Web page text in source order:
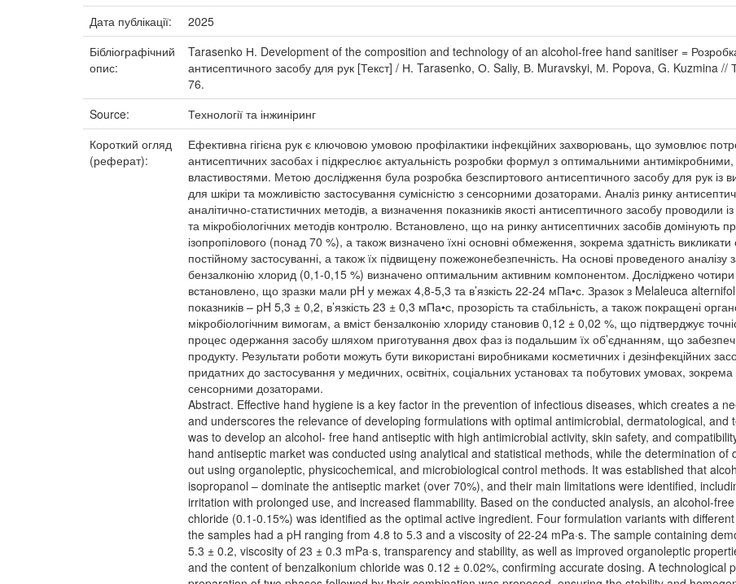
Дата публікації:
2025
Бібліографічний
опис:
Tarasenko Н. Development of the composition and technology of an alcohol-free hand sanitiser = Розробка
антисептичного засобу для рук [Текст] / Н. Tarasenko, О. Saliy, В. Muravskyi, М. Popova, G. Kuzmina //
76.
Source:
Технології та інжиніринг
Короткий огляд
(реферат):
Ефективна гігієна рук є ключовою умовою профілактики інфекційних захворювань, що зумовлює
антисептичних засобах і підкреслює актуальність розробки формул з оптимальними
властивостями. Метою дослідження була розробка безспиртового антисептичного засобу для рук із
для шкіри та можливістю застосування сумісністю з сенсорними дозаторами. Аналіз ринку
аналітично-статистичних методів, а визначення показників якості антисептичного засобу проводили
та мікробіологічних методів контролю. Встановлено, що на ринку антисептичних засобів домінують
ізопропілового (понад 70 %), а також визначено їхні основні обмеження, зокрема здатність
постійному застосуванні, а також їх підвищену пожежонебезпечність. На основі проведеного
бензалконію хлорид (0,1-0,15 %) визначено оптимальним активним компонентом. Досліджено чотири
встановлено, що зразки мали pH у межах 4,8-5,3 та в’язкість 22-24 мПа•с. Зразок з Melaleuca
показників – pH 5,3 ± 0,2, в’язкість 23 ± 0,3 мПа•с, прозорість та стабільність, а також покращені
мікробіологічним вимогам, а вміст бензалконію хлориду становив 0,12 ± 0,02 %, що підтверджує
процес одержання засобу шляхом приготування двох фаз із подальшим їх об’єднанням, що
продукту. Результати роботи можуть бути використані виробниками косметичних і дезінфекційних
придатних до застосування у медичних, освітніх, соціальних установах та побутових умовах,
сенсорними дозаторами.
Abstract. Effective hand hygiene is a key factor in the prevention of infectious diseases, which creates a
and underscores the relevance of developing formulations with optimal antimicrobial, dermatological,
was to develop an alcohol- free hand antiseptic with high antimicrobial activity, skin safety, and
hand antiseptic market was conducted using analytical and statistical methods, while the determination
out using organoleptic, physicochemical, and microbiological control methods. It was established that
isopropanol – dominate the antiseptic market (over 70%), and their main limitations were identified,
irritation with prolonged use, and increased flammability. Based on the conducted analysis, an alcohol-
chloride (0.1-0.15%) was identified as the optimal active ingredient. Four formulation variants with
the samples had a pH ranging from 4.8 to 5.3 and a viscosity of 22-24 mPa·s. The sample containing
5.3 ± 0.2, viscosity of 23 ± 0.3 mPa·s, transparency and stability, as well as improved organoleptic
and the content of benzalkonium chloride was 0.12 ± 0.02%, confirming accurate dosing. A technological